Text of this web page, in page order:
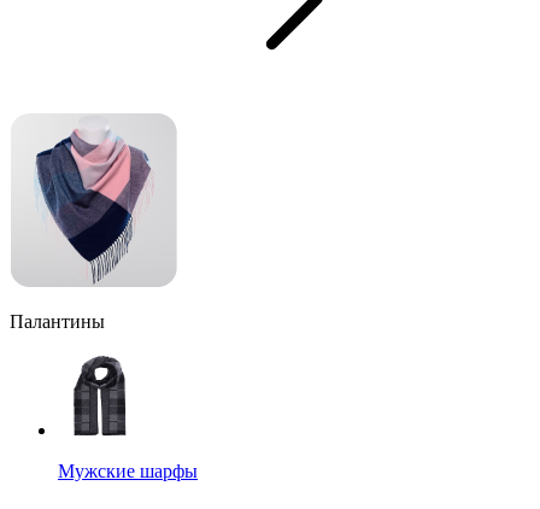
Палантины
Мужские шарфы